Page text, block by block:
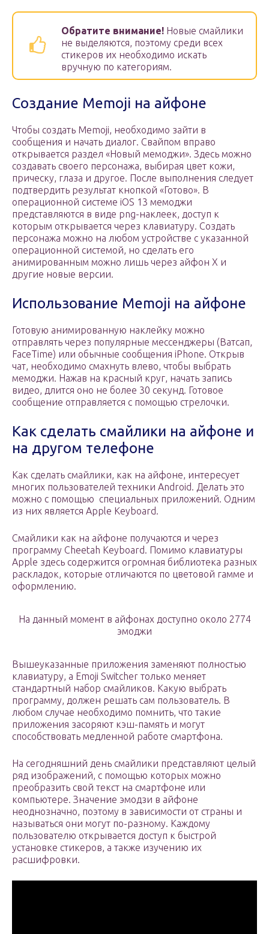
Обратите внимание! Новые смайлики
не выделяются, поэтому среди всех
стикеров их необходимо искать
вручную по категориям.
Создание Memoji на айфоне
Чтобы создать Memoji, необходимо зайти в
сообщения и начать диалог. Свайпом вправо
открывается раздел «Новый мемоджи». Здесь можно
создавать своего персонажа, выбирая цвет кожи,
прическу, глаза и другое. После выполнения следует
подтвердить результат кнопкой «Готово». В
операционной системе iOS 13 мемоджи
представляются в виде png-наклеек, доступ к
которым открывается через клавиатуру. Создать
персонажа можно на любом устройстве с указанной
операционной системой, но сделать его
анимированным можно лишь через айфон X и
другие новые версии.
Использование Memoji на айфоне
Готовую анимированную наклейку можно
отправлять через популярные мессенджеры (Ватсап,
FaceTime) или обычные сообщения iPhone. Открыв
чат, необходимо смахнуть влево, чтобы выбрать
мемоджи. Нажав на красный круг, начать запись
видео, длится оно не более 30 секунд. Готовое
сообщение отправляется с помощью стрелочки.
Как сделать смайлики на айфоне и
на другом телефоне
Как сделать смайлики, как на айфоне, интересует
многих пользователей техники Android. Делать это
можно с помощью специальных приложений. Одним
из них является Apple Keyboard.
Смайлики как на айфоне получаются и через
программу Cheetah Keyboard. Помимо клавиатуры
Apple здесь содержится огромная библиотека разных
раскладок, которые отличаются по цветовой гамме и
оформлению.
На данный момент в айфонах доступно около 2774
эмоджи
Вышеуказанные приложения заменяют полностью
клавиатуру, а Emoji Switcher только меняет
стандартный набор смайликов. Какую выбрать
программу, должен решать сам пользователь. В
любом случае необходимо помнить, что такие
приложения засоряют кэш-память и могут
способствовать медленной работе смартфона.
На сегодняшний день смайлики представляют целый
ряд изображений, с помощью которых можно
преобразить свой текст на смартфоне или
компьютере. Значение эмодзи в айфоне
неоднозначно, поэтому в зависимости от страны и
называться они могут по-разному. Каждому
пользователю открывается доступ к быстрой
установке стикеров, а также изучению их
расшифровки.